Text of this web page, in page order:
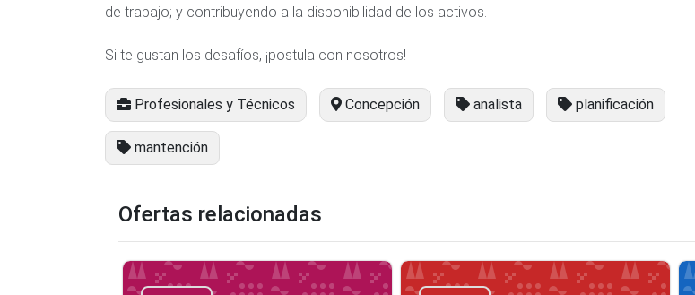
de trabajo; y contribuyendo a la disponibilidad de los activos.
Si te gustan los desafíos, ¡postula con nosotros!
Profesionales y Técnicos Concepción analista planificación
mantención
Ofertas relacionadas